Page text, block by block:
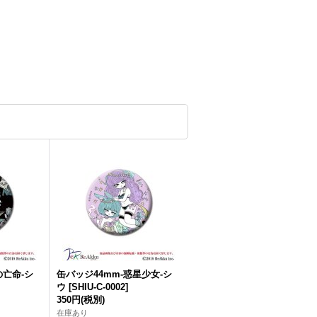
亡命-シ
缶バッジ44mm-惑星少女-シ
ウ [SHIU-C-0002]
350円(税別)
在庫あり